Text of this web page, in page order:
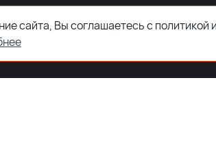
сайта, Вы соглашаетесь с политикой